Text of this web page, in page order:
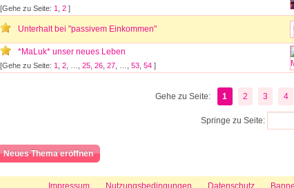
[Gehe zu Seite: 1 2 ]
Unterhalt bei "passivem Einkommen"
*MaLuk* unser neues Leben
[Gehe zu Seite: 1 2 25 26 27 53 54 ]
Gehe zu Seite: 1 2 3 4
Springe zu Seite:
Neues Thema eröffnen
Impressum Nutzungsbedingungen Datenschutz